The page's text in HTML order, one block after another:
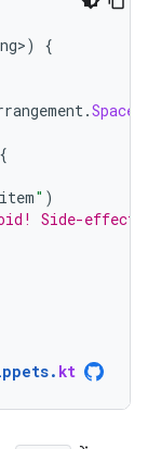
)
{
.
{
item" )
Side-effect
. kt